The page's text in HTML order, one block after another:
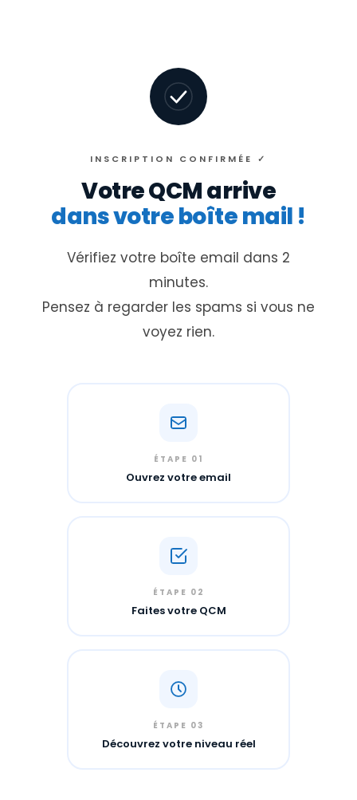
INSCRIPTION CONFIRMÉE ✓
Votre QCM arrive
dans votre boîte mail !
Vérifiez votre boîte email dans 2
minutes.
Pensez à regarder les spams si vous ne
voyez rien.
ÉTAPE 01
Ouvrez votre email
ÉTAPE 02
Faites votre QCM
ÉTAPE 03
Découvrez votre niveau réel